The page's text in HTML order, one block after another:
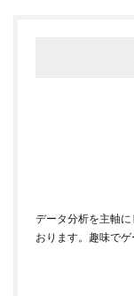
データ分析を主軸
おります。趣味でゲ